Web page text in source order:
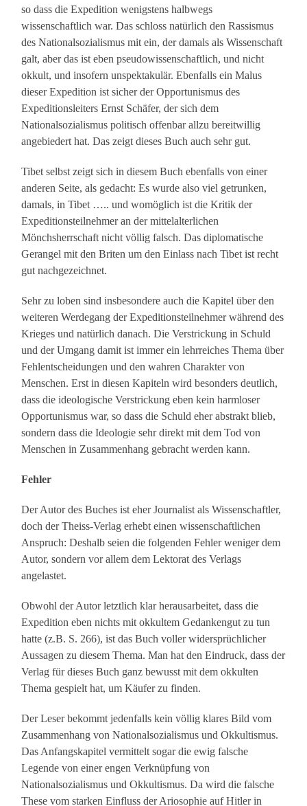
so dass die Expedition wenigstens halbwegs
wissenschaftlich war. Das schloss natürlich den Rassismus
des Nationalsozialismus mit ein, der damals als Wissenschaft
galt, aber das ist eben pseudowissenschaftlich, und nicht
okkult, und insofern unspektakulär. Ebenfalls ein Malus
dieser Expedition ist sicher der Opportunismus des
Expeditionsleiters Ernst Schäfer, der sich dem
Nationalsozialismus politisch offenbar allzu bereitwillig
angebiedert hat. Das zeigt dieses Buch auch sehr gut.
Tibet selbst zeigt sich in diesem Buch ebenfalls von einer
anderen Seite, als gedacht: Es wurde also viel getrunken,
damals, in Tibet ….. und womöglich ist die Kritik der
Expeditionsteilnehmer an der mittelalterlichen
Mönchsherrschaft nicht völlig falsch. Das diplomatische
Gerangel mit den Briten um den Einlass nach Tibet ist recht
gut nachgezeichnet.
Sehr zu loben sind insbesondere auch die Kapitel über den
weiteren Werdegang der Expeditionsteilnehmer während des
Krieges und natürlich danach. Die Verstrickung in Schuld
und der Umgang damit ist immer ein lehrreiches Thema über
Fehlentscheidungen und den wahren Charakter von
Menschen. Erst in diesen Kapiteln wird besonders deutlich,
dass die ideologische Verstrickung eben kein harmloser
Opportunismus war, so dass die Schuld eher abstrakt blieb,
sondern dass die Ideologie sehr direkt mit dem Tod von
Menschen in Zusammenhang gebracht werden kann.
Fehler
Der Autor des Buches ist eher Journalist als Wissenschaftler,
doch der Theiss-Verlag erhebt einen wissenschaftlichen
Anspruch: Deshalb seien die folgenden Fehler weniger dem
Autor, sondern vor allem dem Lektorat des Verlags
angelastet.
Obwohl der Autor letztlich klar herausarbeitet, dass die
Expedition eben nichts mit okkultem Gedankengut zu tun
hatte (z.B. S. 266), ist das Buch voller widersprüchlicher
Aussagen zu diesem Thema. Man hat den Eindruck, dass der
Verlag für dieses Buch ganz bewusst mit dem okkulten
Thema gespielt hat, um Käufer zu finden.
Der Leser bekommt jedenfalls kein völlig klares Bild vom
Zusammenhang von Nationalsozialismus und Okkultismus.
Das Anfangskapitel vermittelt sogar die ewig falsche
Legende von einer engen Verknüpfung von
Nationalsozialismus und Okkultismus. Da wird die falsche
These vom starken Einfluss der Ariosophie auf Hitler in